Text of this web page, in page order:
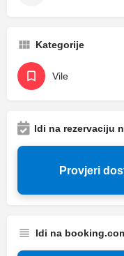
Kategorije
Vile
Idi na rezervaciju
Provjeri
Idi na